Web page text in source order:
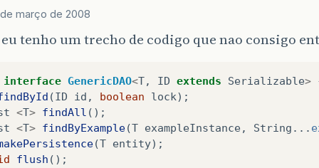
março de 2008
tenho um trecho de codigo que nao consigo
interface GenericDAO<T, ID extends Serializable>
(ID id , boolean lock);
<T> findAll ();
<T> findByExample(T exampleInstance, String ...
(T entity);
flush ();